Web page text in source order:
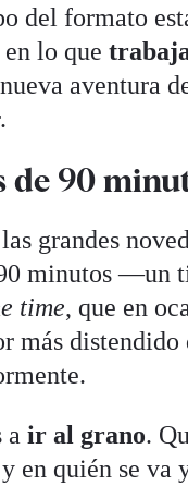
del formato
en lo que
aventura
de 90
grandes
minutos —un
time, que en
más distendido
air al grano.
en quién se va